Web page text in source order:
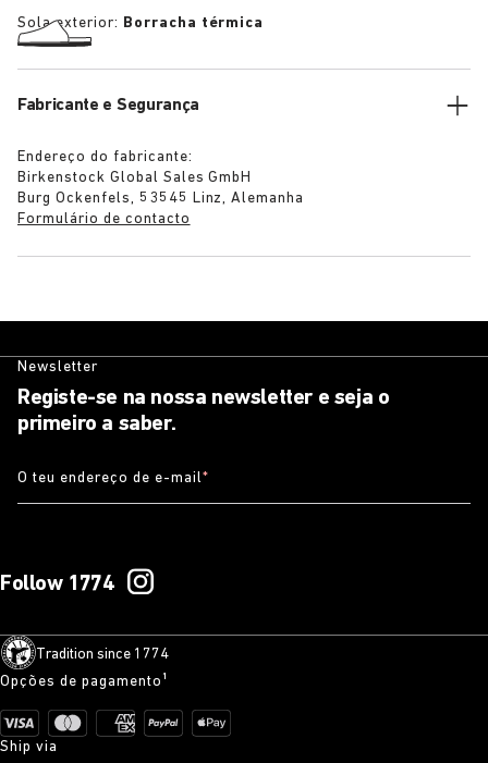
Sola exterior: Borracha térmica
Fabricante e Segurança
Endereço do fabricante:
Birkenstock Global Sales GmbH
Burg Ockenfels, 53545 Linz, Alemanha
Formulário de contacto
Newsletter
Registe-se na nossa newsletter e seja o
primeiro a saber.
O teu endereço de e-mail*
Follow 1774
Tradition since 1774
Opções de pagamento¹
Ship via